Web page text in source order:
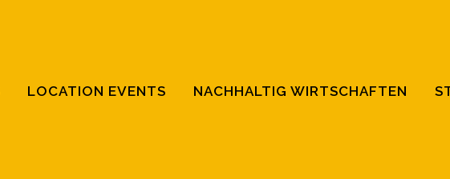
LOCATION EVENTS NACHHALTIG WIRTSCHAFTEN